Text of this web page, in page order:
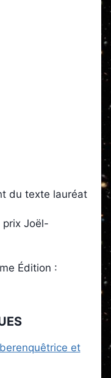
du texte lauréat
prix Joël-
Édition :
et